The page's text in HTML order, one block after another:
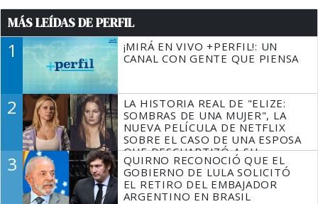
MÁS LEÍDAS DE PERFIL
1
¡MIRÁ EN VIVO +PERFIL!: UN
CANAL CON GENTE QUE PIENSA
2
LA HISTORIA REAL DE "ELIZE:
SOMBRAS DE UNA MUJER", LA
NUEVA PELÍCULA DE NETFLIX
SOBRE EL CASO DE UNA ESPOSA
QUE DESCUARTIZÓ A SU
MARIDO
3
QUIRNO RECONOCIÓ QUE EL
GOBIERNO DE LULA SOLICITÓ
EL RETIRO DEL EMBAJADOR
ARGENTINO EN BRASIL